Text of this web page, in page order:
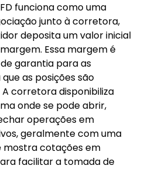
funciona como uma
junto à corretora,
deposita um valor inicial
Essa margem é
garantia para as
as posições são
corretora disponibiliza
onde se pode abrir,
operações em
geralmente com uma
mostra cotações em
facilitar a tomada de